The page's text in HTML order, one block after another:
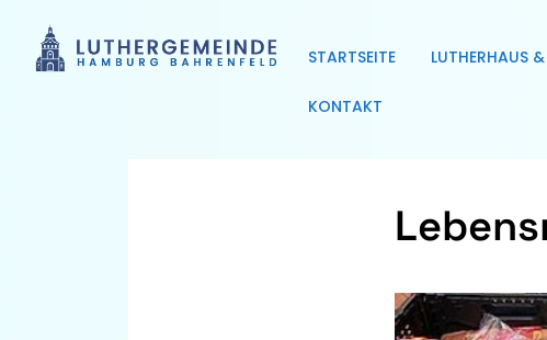
STARTSEITE LUTHERHAUS
KONTAKT